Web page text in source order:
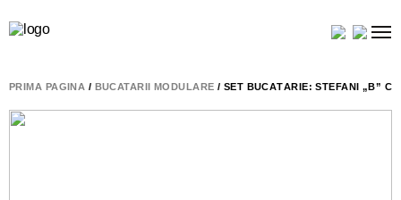
PRIMA PAGINĂ / BUCATARII MODULARE / SET BUCĂTĂRIE: STEFANI „B”